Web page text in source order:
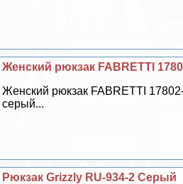
Женский рюкзак FABRETTI
Женский рюкзак FABRETTI
серый...
Рюкзак Grizzly RU-934-2 Серый